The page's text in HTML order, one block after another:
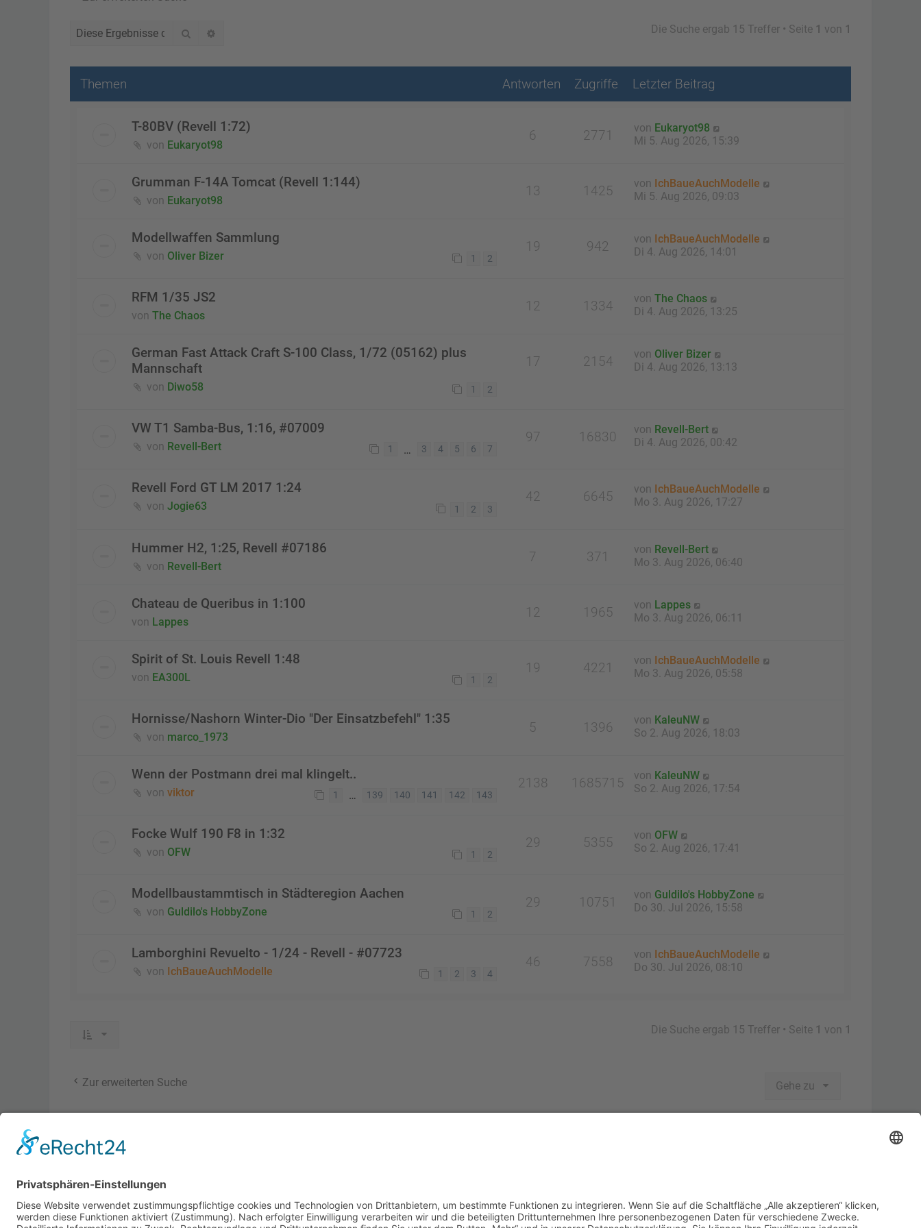
Suche Die Suche ergab 15 Treffer • Seite 1 von 1
Themen Antworten Zugriffe Letzter Beitrag
T-80BV (Revell 1:72)
von Eukaryot98
6 2771 von Eukaryot98
Mi 5. Aug 2026, 15:39
Grumman F-14A Tomcat (Revell 1:144)
von Eukaryot98
13 1425 von IchBaueAuchModelle
Mi 5. Aug 2026, 09:03
Modellwaffen Sammlung
von Oliver Bizer 1 2
19 942 von IchBaueAuchModelle
Di 4. Aug 2026, 14:01
RFM 1/35 JS2
von The Chaos
12 1334 von The Chaos
Di 4. Aug 2026, 13:25
German Fast Attack Craft S-100 Class, 1/72 (05162) plus
Mannschaft
von Diwo58 1 2
17 2154 von Oliver Bizer
Di 4. Aug 2026, 13:13
VW T1 Samba-Bus, 1:16, #07009
von Revell-Bert 1 … 3 4 5 6 7
97 16830 von Revell-Bert
Di 4. Aug 2026, 00:42
Revell Ford GT LM 2017 1:24
von Jogie63 1 2 3
42 6645 von IchBaueAuchModelle
Mo 3. Aug 2026, 17:27
Hummer H2, 1:25, Revell #07186
von Revell-Bert
7 371 von Revell-Bert
Mo 3. Aug 2026, 06:40
Chateau de Queribus in 1:100
von Lappes
12 1965 von Lappes
Mo 3. Aug 2026, 06:11
Spirit of St. Louis Revell 1:48
von EA300L 1 2
19 4221 von IchBaueAuchModelle
Mo 3. Aug 2026, 05:58
Hornisse/Nashorn Winter-Dio "Der Einsatzbefehl" 1:35
von marco_1973
5 1396 von KaleuNW
So 2. Aug 2026, 18:03
Wenn der Postmann drei mal klingelt..
von viktor 1 … 139 140 141 142 143
2138 1685715 von KaleuNW
So 2. Aug 2026, 17:54
Focke Wulf 190 F8 in 1:32
von OFW 1 2
29 5355 von OFW
So 2. Aug 2026, 17:41
Modellbaustammtisch in Städteregion Aachen
von Guldilo's HobbyZone 1 2
29 10751 von Guldilo's HobbyZone
Do 30. Jul 2026, 15:58
Lamborghini Revuelto - 1/24 - Revell - #07723
von IchBaueAuchModelle 1 2 3 4
46 7558 von IchBaueAuchModelle
Do 30. Jul 2026, 08:10
Die Suche ergab 15 Treffer • Seite 1 von 1
Zur erweiterten Suche Gehe zu